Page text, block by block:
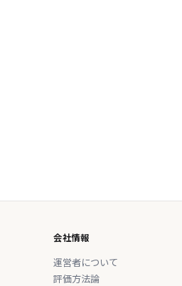
会社情報
運営者について
評価方法論